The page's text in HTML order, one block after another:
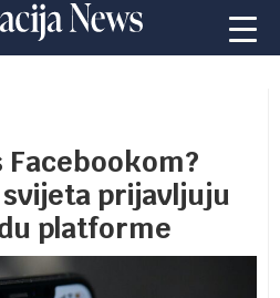
Facebookom?
prijavljuju
platforme